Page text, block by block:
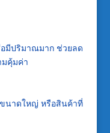
มีปริมาณมาก ช่วยลด
มคุ้มค่า
นาดใหญ่ หรือสินค้าที่